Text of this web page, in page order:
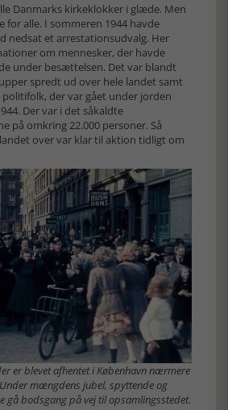
Danmarks kirkeklokker i glæde. Men
for alle. I sommeren 1944 havde
nedsat et arrestationsudvalg. Her
om mennesker, der havde
under besættelsen. Det var blandt
spredt ud over hele landet samt
der var gået under jorden
Der var i det såkaldte
på omkring 22.000 personer. Så
over var klar til aktion tidligt om
er blevet afhentet i København nærmere
mængdens jubel, spyttende og
gå bodsgang på vej til opsamlingsstedet.